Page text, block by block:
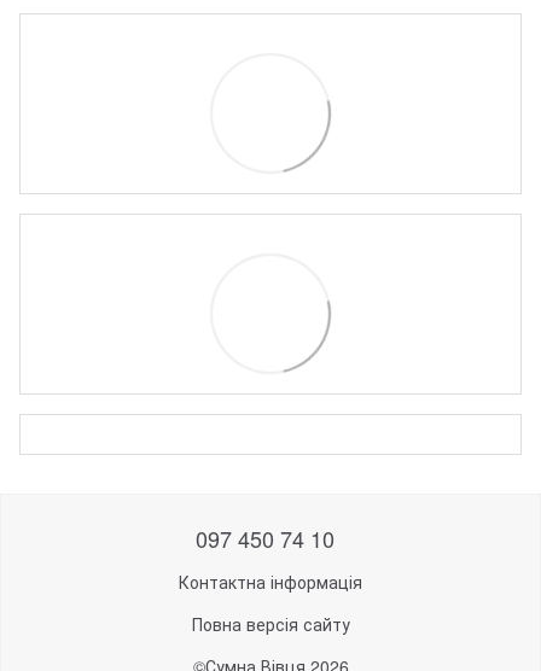
097 450 74 10
Контактна інформація
Повна версія сайту
©Сумна Вівця 2026